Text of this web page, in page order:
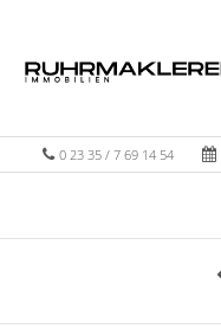
0 23 35 / 7 69 14 54